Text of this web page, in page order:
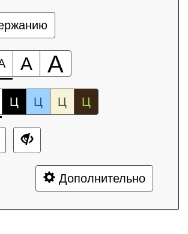
А А
Ц Ц Ц Ц
Дополнительно